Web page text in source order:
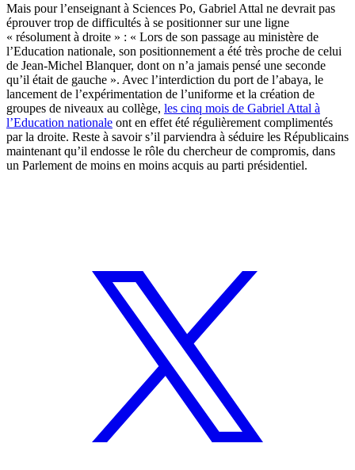
Mais pour l’enseignant à Sciences Po, Gabriel Attal ne devrait pas
éprouver trop de difficultés à se positionner sur une ligne
« résolument à droite » : « Lors de son passage au ministère de
l’Education nationale, son positionnement a été très proche de celui
de Jean-Michel Blanquer, dont on n’a jamais pensé une seconde
qu’il était de gauche ». Avec l’interdiction du port de l’abaya, le
lancement de l’expérimentation de l’uniforme et la création de
groupes de niveaux au collège, les cinq mois de Gabriel Attal à
l’Education nationale ont en effet été régulièrement complimentés
par la droite. Reste à savoir s’il parviendra à séduire les Républicains
maintenant qu’il endosse le rôle du chercheur de compromis, dans
un Parlement de moins en moins acquis au parti présidentiel.